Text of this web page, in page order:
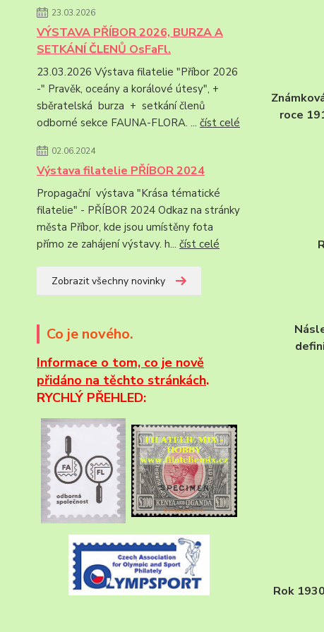
23.03.2026
VÝSTAVA PŘÍBOR 2026, BURZA A
SETKÁNÍ ČLENŮ OsFaFl.
23.03.2026 Výstava filatelie "Příbor 2026
-" Pravěk, oceány a korálové útesy", +
sběratelská burza + setkání členů
odborné sekce FAUNA-FLORA. ... číst celé
02.06.2024
Výstava filatelie PŘÍBOR 2024
Propagační výstava "Krása tématické
filatelie" - PŘÍBOR 2024 Odkaz na stránky
města Příbor, kde jsou umístěny fota
přímo ze zahájení výstavy. h... číst celé
Zobrazit všechny novinky
Co je nového.
Informace o tom, co je nově
přidáno na těchto stránkách.
RYCHLÝ PŘEHLED:
roce
Rok